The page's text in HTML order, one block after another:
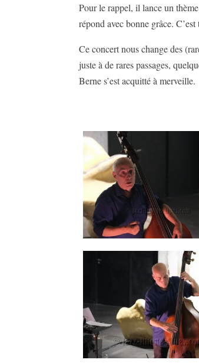
Pour le rappel, il lance un
répond avec bonne grâce.
Ce concert nous change des
juste à de rares passages,
Berne s’est acquitté à merveille.